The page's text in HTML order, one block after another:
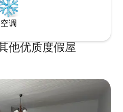
空调
他优质度假屋